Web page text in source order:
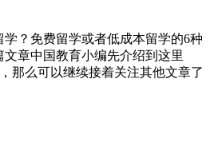
？免费留学或者低成本留学的6种
章中国教育小编先介绍到这里
那么可以继续接着关注其他文章了